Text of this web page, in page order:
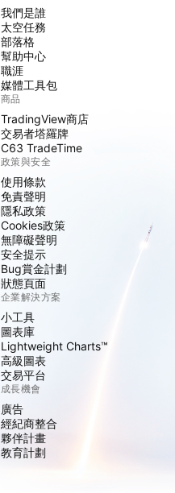
我們是誰
太空任務
部落格
幫助中心
職涯
媒體工具包
商品
TradingView商店
交易者塔羅牌
C63 TradeTime
政策與安全
使用條款
免責聲明
隱私政策
Cookies政策
無障礙聲明
安全提示
Bug賞金計劃
狀態頁面
企業解決方案
小工具
圖表庫
Lightweight Charts™
高級圖表
交易平台
成長機會
廣告
經紀商整合
夥伴計畫
教育計劃